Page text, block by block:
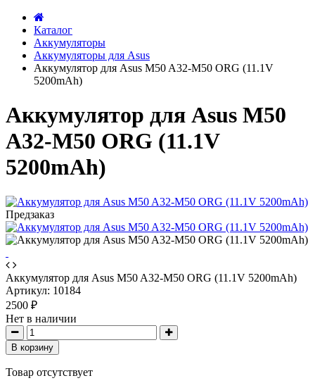
Каталог
Аккумуляторы
Аккумуляторы для Asus
Аккумулятор для Asus M50 A32-M50 ORG (11.1V
5200mAh)
Аккумулятор для Asus M50
A32-M50 ORG (11.1V
5200mAh)
Предзаказ
Аккумулятор для Asus M50 A32-M50 ORG (11.1V 5200mAh)
Артикул: 10184
2500 ₽
Нет в наличии
В корзину
Товар отсутствует